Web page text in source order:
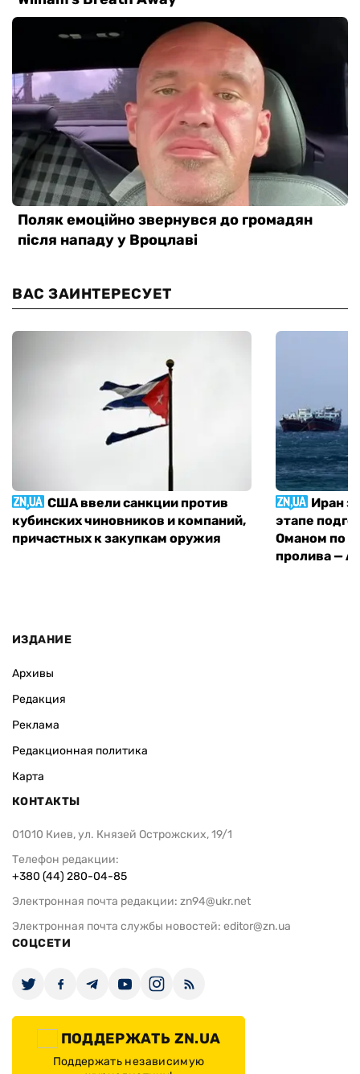
ВАС ЗАИНТЕРЕСУЕТ
США ввели санкции против
кубинских чиновников и компаний,
причастных к закупкам оружия
Иран
этапе
Оманом по
пролива —
ИЗДАНИЕ
Архивы
Редакция
Реклама
Редакционная политика
Карта
КОНТАКТЫ
01010 Киев, ул. Князей Острожских, 19/1
Телефон редакции:
+380 (44) 280-04-85
Электронная почта редакции: zn94@ukr.net
Электронная почта службы новостей: editor@zn.ua
СОЦСЕТИ
ПОДДЕРЖАТЬ ZN.UA
Поддержать независимую